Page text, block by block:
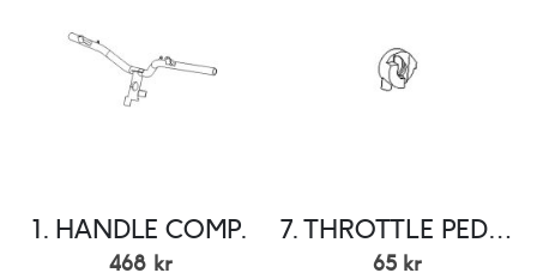
1. HANDLE COMP.
468 kr
7. THROTTLE PEDESTAL
65 kr